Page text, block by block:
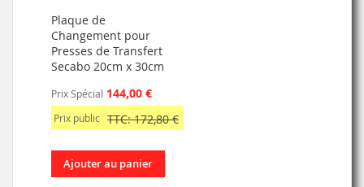
Plaque de
Changement pour
Presses de Transfert
Secabo 20cm x 30cm
Prix Spécial 144,00 €
Prix public TTC: 172,80 €
Ajouter au panier